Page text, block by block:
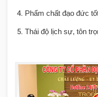
Phẩm chất đạo đức
Thái độ lịch sự, tôn